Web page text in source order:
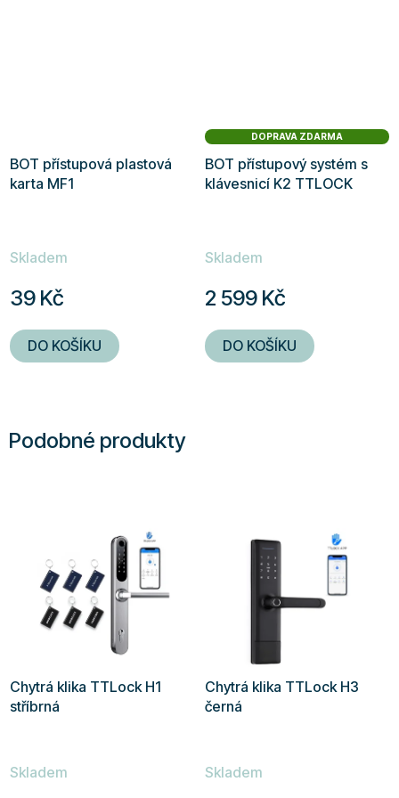
BOT přístupová plastová
karta MF1
Skladem
39 Kč
DO KOŠÍKU
DOPRAVA ZDARMA
BOT přístupový systém s
klávesnicí K2 TTLOCK
Skladem
2 599 Kč
DO KOŠÍKU
Podobné produkty
Chytrá klika TTLock H1
stříbrná
hodnocení
Skladem
Chytrá klika TTLock H3
černá
hodnocení
Skladem